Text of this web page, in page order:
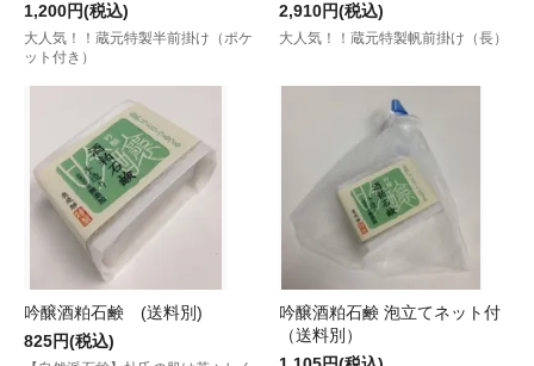
1,200円(税込)
大人気！！蔵元特製半前掛け（ポケ
ット付き）
2,910円(税込)
大人気！！蔵元特製帆前掛け（長）
吟醸酒粕石鹸 (送料別)
825円(税込)
吟醸酒粕石鹸 泡立てネット付
（送料別）